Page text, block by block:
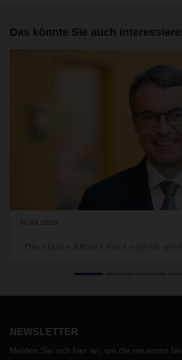
Das könnte Sie auch
30.09.2020
Lieferketten am Laufen halten und sich
Zeiten von Corona.
NEWSLETTER
Melden Sie sich hier an, um die neuesten